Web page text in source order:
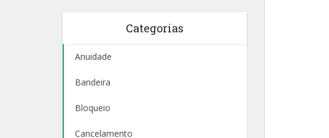
Categorias
Anuidade
Bandeira
Bloqueio
Cancelamento